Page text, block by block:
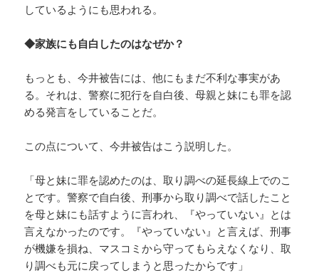
しているようにも思われる。
◆家族にも自白したのはなぜか？
もっとも、今井被告には、他にもまだ不利な事実があ
る。それは、警察に犯行を自白後、母親と妹にも罪を認
める発言をしていることだ。
この点について、今井被告はこう説明した。
「母と妹に罪を認めたのは、取り調べの延長線上でのこ
とです。警察で自白後、刑事から取り調べで話したこと
を母と妹にも話すように言われ、『やっていない』とは
言えなかったのです。『やっていない』と言えば、刑事
が機嫌を損ね、マスコミから守ってもらえなくなり、取
り調べも元に戻ってしまうと思ったからです」